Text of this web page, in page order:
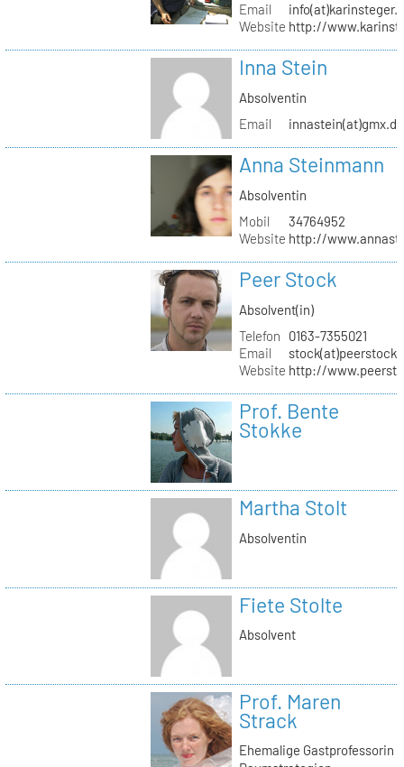
Email
Website http://
Inna Stein
Absolventin
Email
innastein(at)gmx.de
Anna Steinmann
Absolventin
Mobil
34764952
Website http://
Peer Stock
Absolvent(in)
Telefon
0163-7355021
Email
Website http://
Prof. Bente
Stokke
Martha Stolt
Absolventin
Fiete Stolte
Absolvent
Prof. Maren
Strack
Ehemalige Gastprofessorin